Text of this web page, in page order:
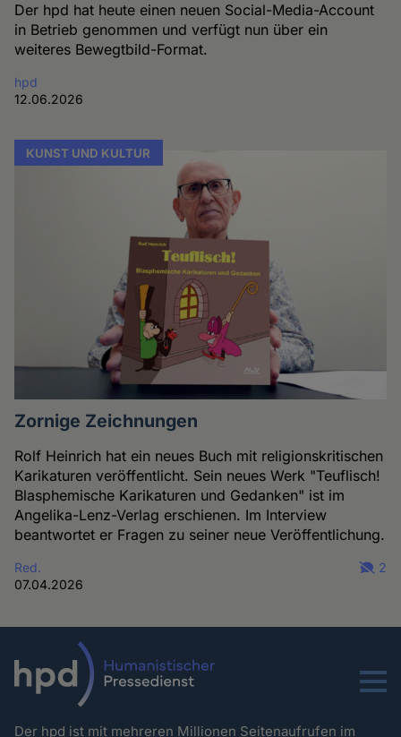
Der hpd hat heute einen neuen Social-Media-Account
in Betrieb genommen und verfügt nun über ein
weiteres Bewegtbild-Format.
hpd
12.06.2026
KUNST UND KULTUR
Zornige Zeichnungen
Rolf Heinrich hat ein neues Buch mit religionskritischen
Karikaturen veröffentlicht. Sein neues Werk "Teuflisch!
Blasphemische Karikaturen und Gedanken" ist im
Angelika-Lenz-Verlag erschienen. Im Interview
beantwortet er Fragen zu seiner neue Veröffentlichung.
Red.
07.04.2026
2
Menu
Der hpd ist mit mehreren Millionen Seitenaufrufen im